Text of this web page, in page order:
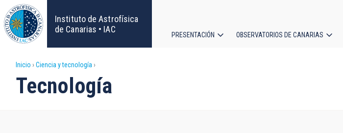
Pasar
al
contenido
principal
Instituto de Astrofísica
de Canarias • IAC
PRESENTACIÓN OBSERVATORIOS DE CANARIAS
Sobrescribir
enlaces
Inicio Ciencia y tecnología
Tecnología